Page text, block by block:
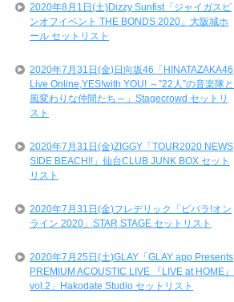
2020年8月1日(土)Dizzy Sunfist「ジャイガスピ
ンオフイベント THE BONDS 2020」大阪城ホ
ール セットリスト
2020年7月31日(金)日向坂46「HINATAZAKA46
Live Online,YES!with YOU! ～”22人”の音楽隊と
風変わりな仲間たち～」Stagecrowd セットリ
スト
2020年7月31日(金)ZIGGY「TOUR2020 NEWS
SIDE BEACH!!」仙台CLUB JUNK BOX セット
リスト
2020年7月31日(金)フレデリック「ビバラ!オン
ライン 2020」STAR STAGE セットリスト
2020年7月25日(土)GLAY「GLAY app Presents
PREMIUM ACOUSTIC LIVE 『LIVE at HOME』
vol.2」Hakodate Studio セットリスト